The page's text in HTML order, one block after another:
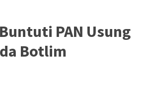
PAN Usung
Botlim